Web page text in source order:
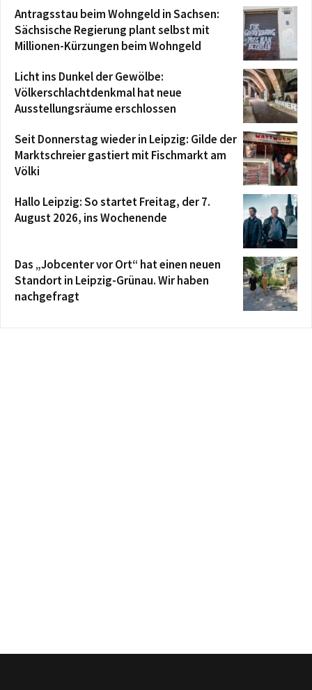
Antragsstau beim Wohngeld in Sachsen:
Sächsische Regierung plant selbst mit
Millionen-Kürzungen beim Wohngeld
Licht ins Dunkel der Gewölbe:
Völkerschlachtdenkmal hat neue
Ausstellungsräume erschlossen
Seit Donnerstag wieder in Leipzig: Gilde der
Marktschreier gastiert mit Fischmarkt am
Völki
Hallo Leipzig: So startet Freitag, der 7.
August 2026, ins Wochenende
Das „Jobcenter vor Ort“ hat einen neuen
Standort in Leipzig-Grünau. Wir haben
nachgefragt